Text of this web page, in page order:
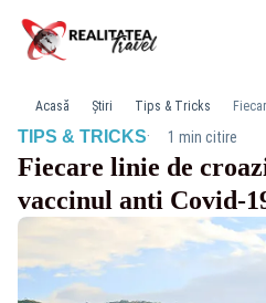
Acasă Știri Tips & Tricks
TIPS & TRICKS· 1 min citire
Fiecare linie de
vaccinul anti Covid-